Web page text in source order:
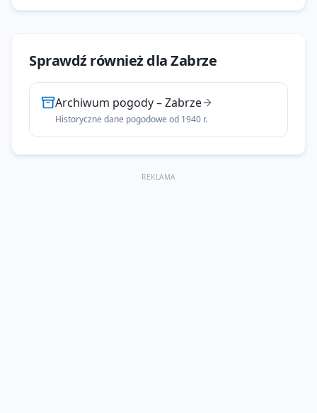
Sprawdź również dlaZabrze
Archiwum pogody–Zabrze
Historyczne dane pogodowe od 1940 r.
REKLAMA